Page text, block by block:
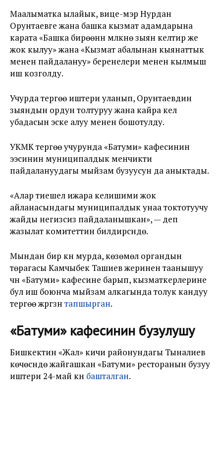
Маалыматка ылайык, вице-мэр Нурдан
Орунтаевге жана башка кызмат адамдарына
карата «Башка бирөөнүн мүлкүнө зыян келтирүү же
жок кылуу» жана «Кызмат абалынан кыянаттык
менен пайдалануу» беренелери менен кылмыш
иш козголду.
Учурда тергөө иштери уланып, Орунтаевдин
зыяндын ордун толтуруу жана кайра келүү
убадасын эске алуу менен бошотулду.
УКМК тергөө учурунда «Батуми» кафесинин
ээсинин муниципалдык менчикти
пайдалануудагы мыйзам бузуусун да аныктады.
«Алар тиешелүү ижара келишими жок
айланасындагы муниципалдык унаа токтотуучу
жайды негизсиз пайдаланышкан», — деп
жазылат комитеттин билдирүүсүндө.
Мындан бир күн мурда, көзөмөл органдын
төрагасы Камчыбек Ташиев жеринен таанышуу
үчүн «Батуми» кафесине барып, кызматкерлерине
бул иш боюнча мыйзам алкагында толук кандуу
тергөө жүргүзүүнү тапшырган.
«Батуми» кафесинин бузулушу
Бишкектин «Жал» кичи районундагы Тыналиев
көчөсүндө жайгашкан «Батуми» ресторанын бузуу
иштери 24-май күнү башталган.